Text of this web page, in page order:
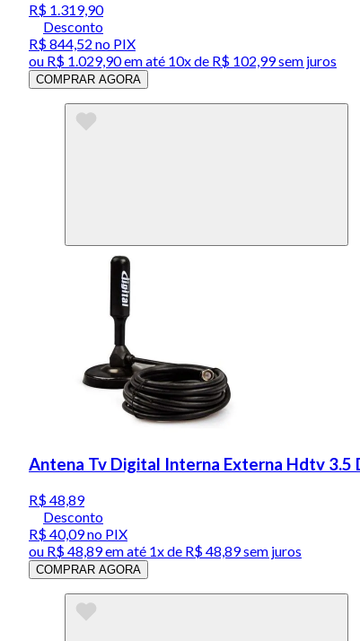
R$ 1.319,90
Desconto
R$ 844,52 no PIX
ou R$ 1.029,90em até 10x de R$ 102,99 sem juros
COMPRAR AGORA
Antena Tv Digital Interna Externa Hdtv 3.5
R$ 48,89
Desconto
R$ 40,09no PIX
ou R$ 48,89em até 1x de R$ 48,89sem juros
COMPRAR AGORA